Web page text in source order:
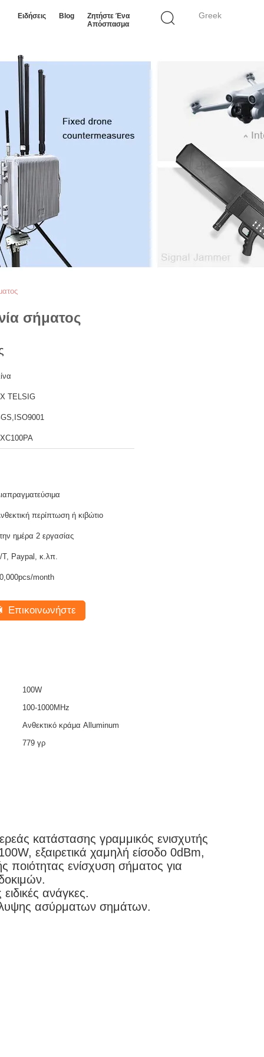
Greek
Ειδήσεις Blog
Ζητήστε Ένα
Απόσπασμα
σήματος
TELSIG
περίπτωση ή κιβώτιο
ημέρα 2 εργασίας
T/T, Paypal, κ.λπ.
month
Επικοινωνήστε
100W
100-1000MHz
Ανθεκτικό κράμα Alluminum
779 γρ
κατάστασης γραμμικός ενισχυτής
εξαιρετικά χαμηλή είσοδο 0dBm,
ποιότητας ενίσχυση σήματος για
ανάγκες.
ασύρματων σημάτων.